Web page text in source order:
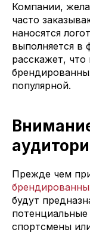
Компании,
часто
наносятся
выполняется
расскажет,
популярной.
Прежде чем
будут
спортсмены